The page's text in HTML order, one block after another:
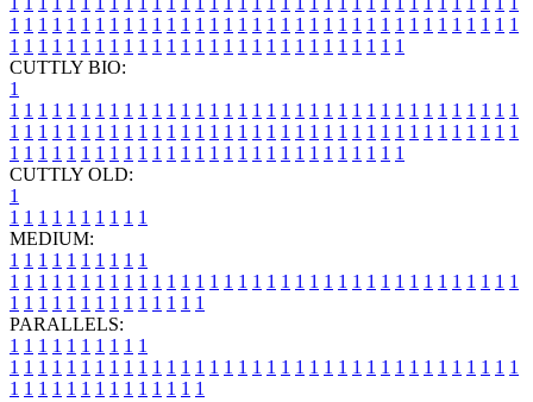
1 1 1 1 1 1 1 1 1 1 1 1 1 1 1 1 1 1 1 1 1 1 1 1 1 1 1 1 1 1 1 1 1 1 1 1
1 1 1 1 1 1 1 1 1 1 1 1 1 1 1 1 1 1 1 1 1 1 1 1 1 1 1 1
CUTTLY BIO:
1
1 1 1 1 1 1 1 1 1 1 1 1 1 1 1 1 1 1 1 1 1 1 1 1 1 1 1 1 1 1 1 1 1 1 1 1
1 1 1 1 1 1 1 1 1 1 1 1 1 1 1 1 1 1 1 1 1 1 1 1 1 1 1 1 1 1 1 1 1 1 1 1
1 1 1 1 1 1 1 1 1 1 1 1 1 1 1 1 1 1 1 1 1 1 1 1 1 1 1 1
CUTTLY OLD:
1
1 1 1 1 1 1 1 1 1 1
MEDIUM:
1 1 1 1 1 1 1 1 1 1
1 1 1 1 1 1 1 1 1 1 1 1 1 1 1 1 1 1 1 1 1 1 1 1 1 1 1 1 1 1 1 1 1 1 1 1
1 1 1 1 1 1 1 1 1 1 1 1 1 1
PARALLELS:
1 1 1 1 1 1 1 1 1 1
1 1 1 1 1 1 1 1 1 1 1 1 1 1 1 1 1 1 1 1 1 1 1 1 1 1 1 1 1 1 1 1 1 1 1 1
1 1 1 1 1 1 1 1 1 1 1 1 1 1